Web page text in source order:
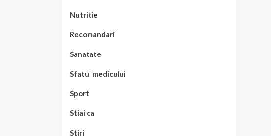
Nutritie
Recomandari
Sanatate
Sfatul medicului
Sport
Stiai ca
Stiri